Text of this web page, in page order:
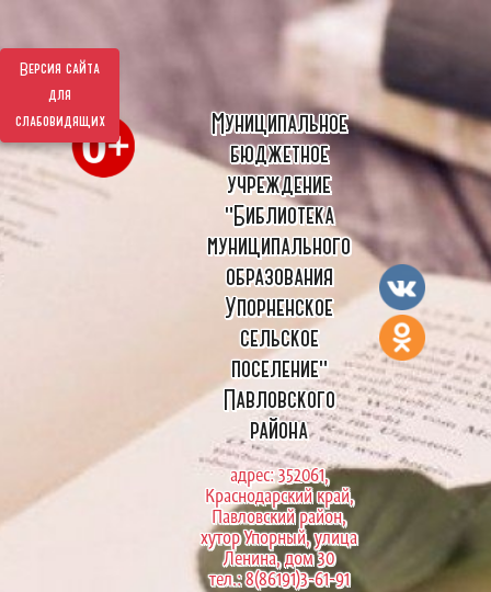
Версия сайта
для
слабовидящих
Муниципальное
бюджетное
учреждение
"Библиотека
муниципального
образования
Упорненское
сельское
поселение"
Павловского
района
адрес: 352061,
Краснодарский край,
Павловский район,
хутор Упорный, улица
Ленина, дом 30
тел.: 8(86191)3-61-91